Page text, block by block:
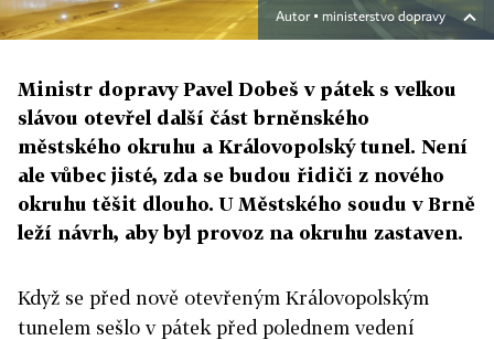
Autor ▪ ministerstvo dopravy
Ministr dopravy Pavel Dobeš v pátek s velkou
slávou otevřel další část brněnského
městského okruhu a Královopolský tunel. Není
ale vůbec jisté, zda se budou řidiči z nového
okruhu těšit dlouho. U Městského soudu v Brně
leží návrh, aby byl provoz na okruhu zastaven.
Když se před nově otevřeným Královopolským
tunelem sešlo v pátek před polednem vedení